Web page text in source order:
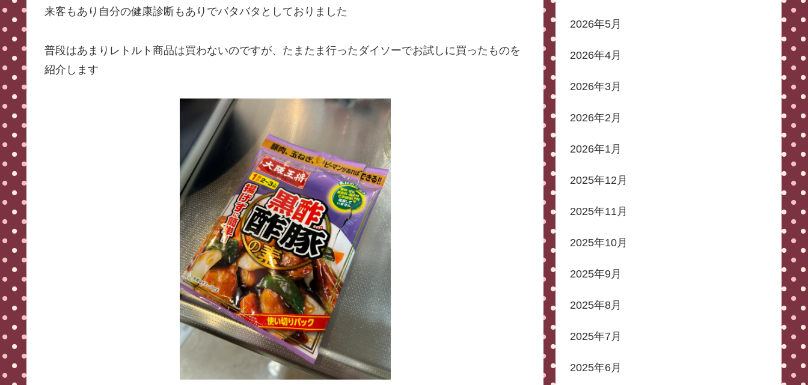
来客もあり自分の健康診断もありでバタバタとしておりました
普段はあまりレトルト商品は買わないのですが、たまたま行ったダイソーでお試しに買ったものを
紹介します
2026年5月
2026年4月
2026年3月
2026年2月
2026年1月
2025年12月
2025年11月
2025年10月
2025年9月
2025年8月
2025年7月
2025年6月